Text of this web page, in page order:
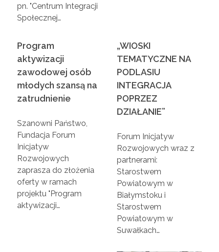
w
Ł
o
m
ż
y
pn. "Centrum Integracji
Społecznej…
Program
aktywizacji
zawodowej osób
młodych szansą na
zatrudnienie
Szanowni Państwo,
Fundacja Forum
Inicjatyw
Rozwojowych
zaprasza do złożenia
oferty w ramach
projektu "Program
aktywizacji…
„WIOSKI
TEMATYCZNE NA
PODLASIU
INTEGRACJA
POPRZEZ
DZIAŁANIE”
Forum Inicjatyw
Rozwojowych wraz z
partnerami:
Starostwem
Powiatowym w
Białymstoku i
Starostwem
Powiatowym w
Suwałkach…